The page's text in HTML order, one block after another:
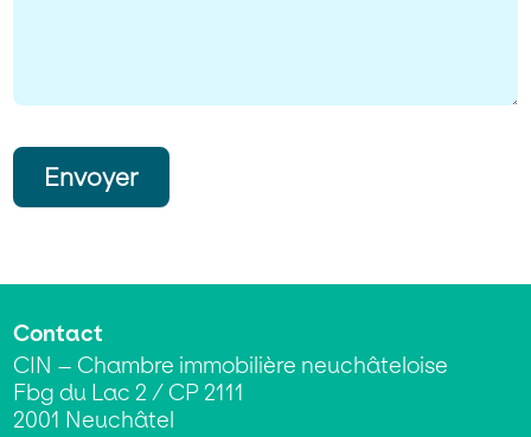
Envoyer
Contact
CIN – Chambre immobilière neuchâteloise
Fbg du Lac 2 / CP 2111
2001 Neuchâtel